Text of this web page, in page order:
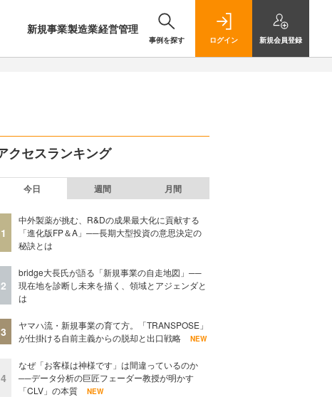
新規事業製造業経営管理
事例を探す ログイン 新規会員登録
クセスランキング
今日 週間 月間
1
中外製薬が挑む、R&Dの成果最大化に貢献する
「進化版FP＆A」──長期大型投資の意思決定の
秘訣とは
2
bridge大長氏が語る「新規事業の自走地図」──
現在地を診断し未来を描く、領域とアジェンダと
は
3
ヤマハ流・新規事業の育て方。「TRANSPOSE」
が仕掛ける自前主義からの脱却と出口戦略
NEW
4
なぜ「お客様は神様です」は間違っているのか
──データ分析の巨匠フェーダー教授が明かす
「CLV」の本質
NEW